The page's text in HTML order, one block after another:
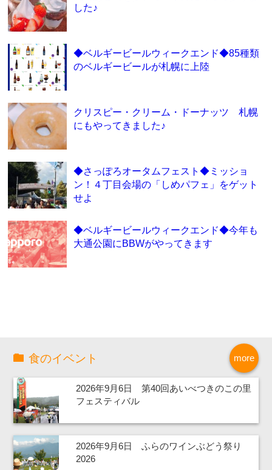
した♪
◆ベルギービールウィークエンド◆85種類
のベルギービールが札幌に上陸
クリスピー・クリーム・ドーナッツ 札幌
にもやってきました♪
◆さっぽろオータムフェスト◆ミッショ
ン！４丁目会場の「しめパフェ」をゲット
せよ
◆ベルギービールウィークエンド◆今年も
大通公園にBBWがやってきます
more
食のイベント
2026年9月6日 第40回あいべつきのこの里
フェスティバル
2026年9月6日 ふらのワインぶどう祭り
2026